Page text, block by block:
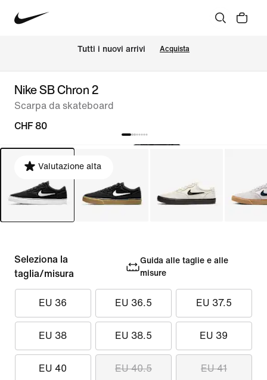
Tutti i nuovi arrivi Acquista
Nike SB Chron 2
Scarpa da skateboard
CHF 80
Valutazione alta
Seleziona la
taglia/misura
Guida alle taglie e alle
misure
EU 36 EU 36.5 EU 37.5
EU 38 EU 38.5 EU 39
EU 40 EU 40.5 EU 41